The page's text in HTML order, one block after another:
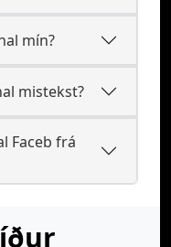
mín?
mistekst?
Faceb frá